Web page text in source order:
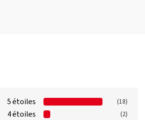
5 étoiles (18)
4 étoiles (2)